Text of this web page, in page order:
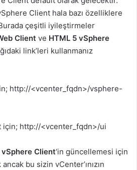
Client hala bazı özelliklere
çeşitli iyileştirmeler
Client ve HTML 5 vSphere
link’leri kullanmanız
http://<vcenter_fqdn>/vsphere-
için; http://<vcenter_fqdn>/ui
vSphere Client‘in güncellemesi için
bu sizin vCenter’ınızın